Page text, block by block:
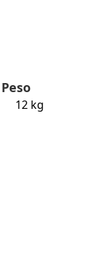
Peso
12 kg